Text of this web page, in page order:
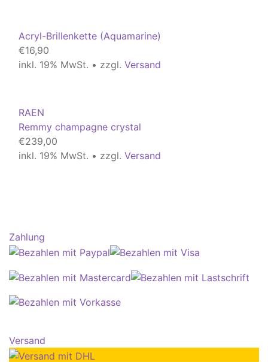
Acryl-Brillenkette (Aquamarine)
€16,90
inkl. 19% MwSt. • zzgl. Versand
RAEN
Remmy champagne crystal
€239,00
inkl. 19% MwSt. • zzgl. Versand
Zahlung
Versand